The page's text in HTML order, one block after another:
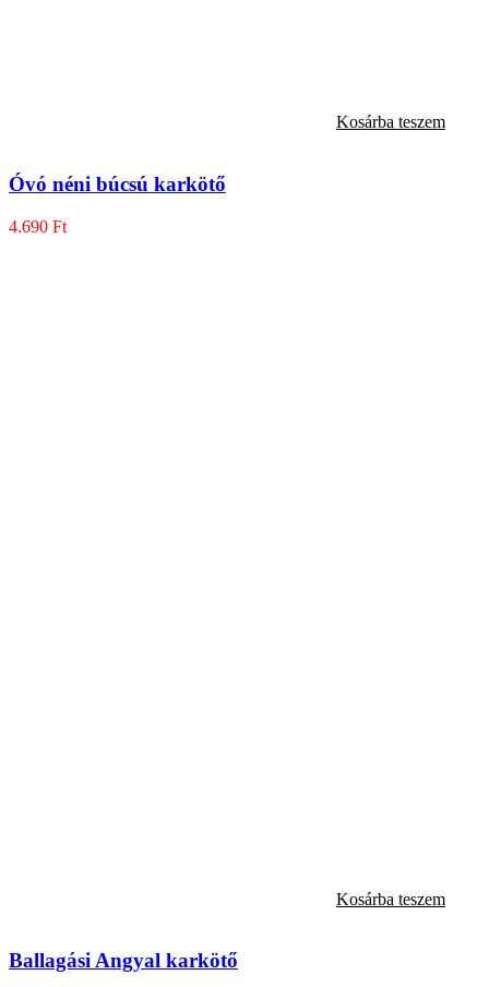
Kosárba teszem
Óvó néni búcsú karkötő
4.690 Ft
Kosárba teszem
Ballagási Angyal karkötő